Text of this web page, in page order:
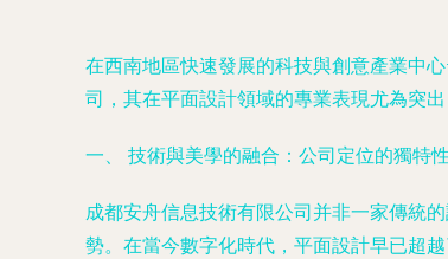
在西南地區快速發展的科技與創意產業中
司，其在平面設計領域的專業表現尤為突
一、 技術與美學的融合：公司定位的獨特性
成都安舟信息技術有限公司并非一家傳統
勢。在當今數字化時代，平面設計早已超